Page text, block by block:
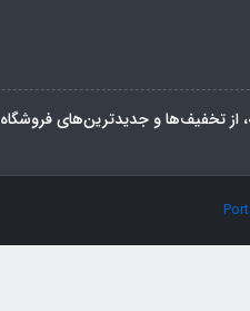
از تخفیف‌ها و جدیدترین‌های فروشگاه